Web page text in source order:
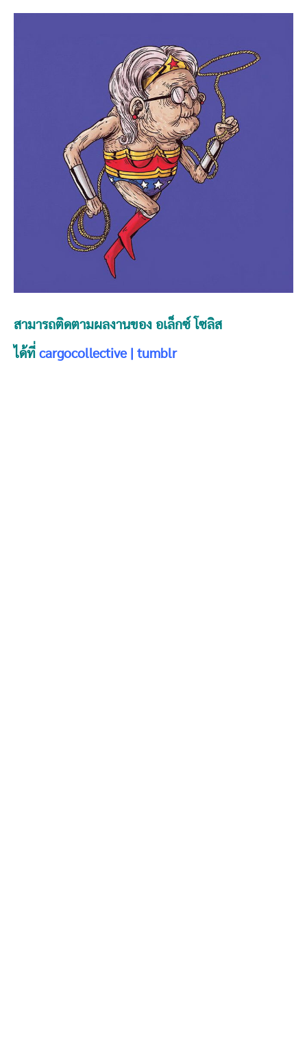
สามารถติดตามผลงานของ อเล็กซ์ โซลิส
ได้ที่ cargocollective| tumblr